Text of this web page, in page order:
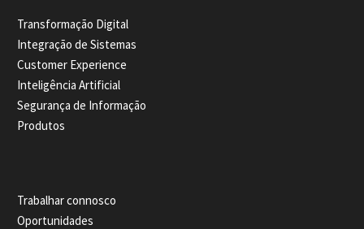
Transformação Digital
Integração de Sistemas
Customer Experience
Inteligência Artificial
Segurança de Informação
Produtos
Trabalhar connosco
Oportunidades